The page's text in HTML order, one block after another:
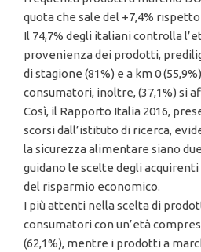
quota che sale del +7,4% rispetto
Il 74,7% degli italiani controlla
provenienza dei prodotti,
di stagione (81%) e a km 0
consumatori, inoltre, (37,1%) si
Così, il Rapporto Italia 2016,
scorsi dall’istituto di ricerca,
la sicurezza alimentare siano
guidano le scelte degli
del risparmio economico.
I più attenti nella scelta di
consumatori con un’età
(62,1%), mentre i prodotti a